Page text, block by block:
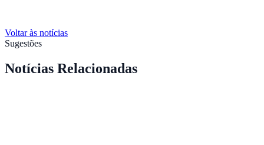
Voltar às notícias
Sugestões
Notícias Relacionadas